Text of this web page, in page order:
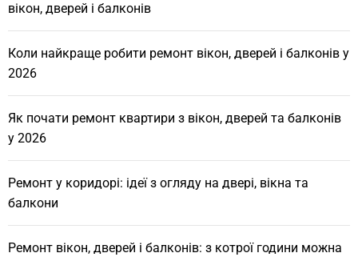
вікон, дверей і балконів
Коли найкраще робити ремонт вікон, дверей і балконів у
2026
Як почати ремонт квартири з вікон, дверей та балконів
у 2026
Ремонт у коридорі: ідеї з огляду на двері, вікна та
балкони
Ремонт вікон, дверей і балконів: з котрої години можна